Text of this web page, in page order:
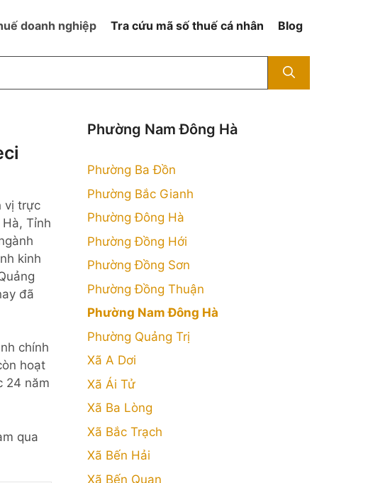
doanh nghiệp Tra cứu mã số thuế cá nhân Blog
vị trực
Tỉnh
kinh
đã
chính
hoạt
24 năm
qua
Phường Nam Đông Hà
Phường Ba Đồn
Phường Bắc Gianh
Phường Đông Hà
Phường Đồng Hới
Phường Đồng Sơn
Phường Đồng Thuận
Phường Nam Đông Hà
Phường Quảng Trị
Xã A Dơi
Xã Ái Tử
Xã Ba Lòng
Xã Bắc Trạch
Xã Bến Hải
Xã Bến Quan